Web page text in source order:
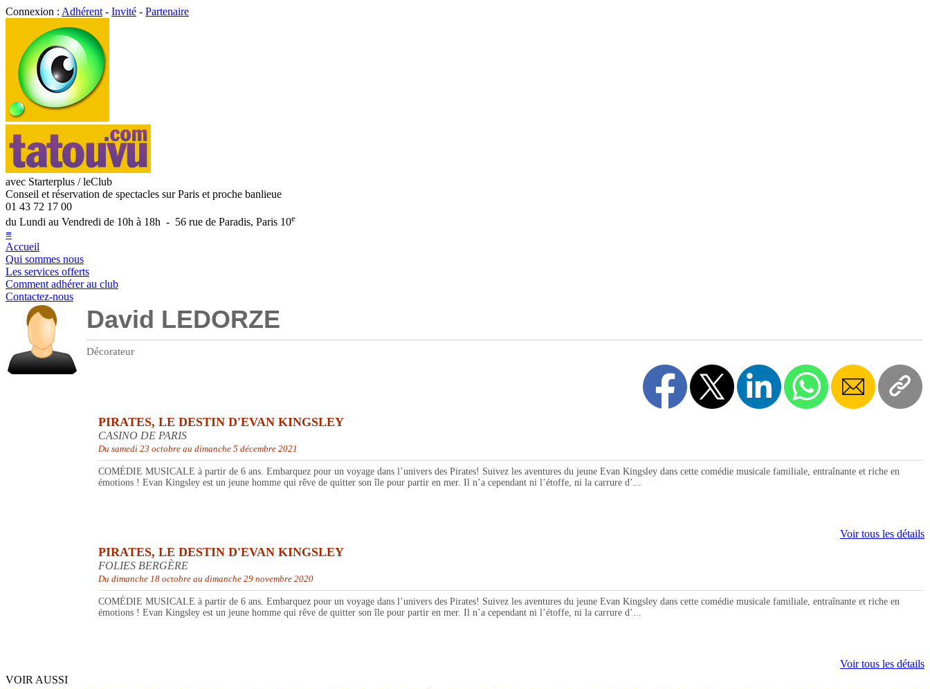
Connexion : Adhérent - Invité - Partenaire
avec Starterplus / leClub
Conseil et réservation de spectacles sur Paris et proche banlieue
01 43 72 17 00
du Lundi au Vendredi de 10h à 18h - 56 rue de Paradis, Paris 10e
≡
Accueil
Qui sommes nous
Les services offerts
Comment adhérer au club
Contactez-nous
David LEDORZE
Décorateur
PIRATES, LE DESTIN D'EVAN KINGSLEY
CASINO DE PARIS
Du samedi 23 octobre au dimanche 5 décembre 2021
COMÉDIE MUSICALE à partir de 6 ans. Embarquez pour un voyage dans l’univers des Pirates! Suivez les aventures du jeune Evan Kingsley dans cette comédie musicale familiale, entraînante et riche en
émotions ! Evan Kingsley est un jeune homme qui rêve de quitter son île pour partir en mer. Il n’a cependant ni l’étoffe, ni la carrure d’...
Voir tous les détails
PIRATES, LE DESTIN D'EVAN KINGSLEY
FOLIES BERGÈRE
Du dimanche 18 octobre au dimanche 29 novembre 2020
COMÉDIE MUSICALE à partir de 6 ans. Embarquez pour un voyage dans l’univers des Pirates! Suivez les aventures du jeune Evan Kingsley dans cette comédie musicale familiale, entraînante et riche en
émotions ! Evan Kingsley est un jeune homme qui rêve de quitter son île pour partir en mer. Il n’a cependant ni l’étoffe, ni la carrure d’...
Voir tous les détails
VOIR AUSSI